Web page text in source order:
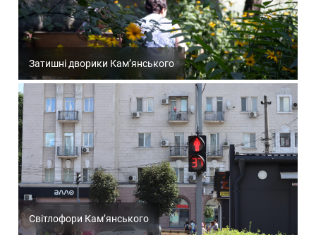
Затишні дворики Кам’янського
Світлофори Кам’янського